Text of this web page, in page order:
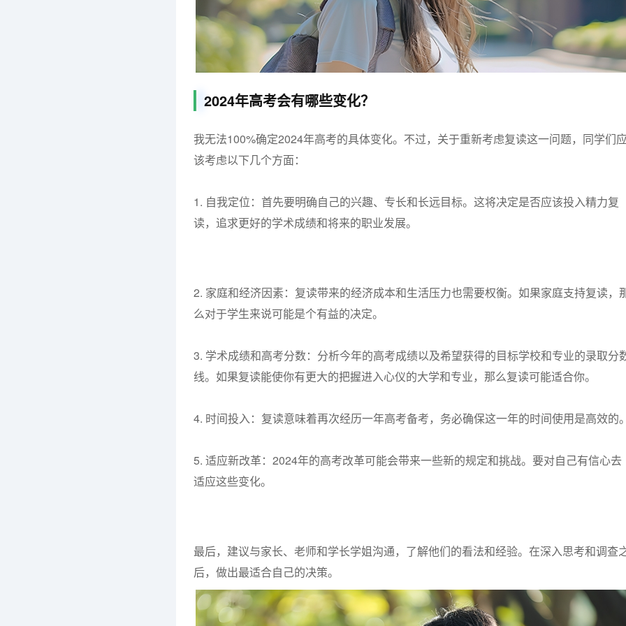
2024年高考会有哪些变化？
我无法100%确定2024年高考的具体变化。不过，关于重新考虑复读这一问题，同学们
该考虑以下几个方面：
1. 自我定位：首先要明确自己的兴趣、专长和长远目标。这将决定是否应该投入精力复
读，追求更好的学术成绩和将来的职业发展。
2. 家庭和经济因素：复读带来的经济成本和生活压力也需要权衡。如果家庭支持复读，
么对于学生来说可能是个有益的决定。
3. 学术成绩和高考分数：分析今年的高考成绩以及希望获得的目标学校和专业的录取分
线。如果复读能使你有更大的把握进入心仪的大学和专业，那么复读可能适合你。
4. 时间投入：复读意味着再次经历一年高考备考，务必确保这一年的时间使用是高效的
5. 适应新改革：2024年的高考改革可能会带来一些新的规定和挑战。要对自己有信心去
适应这些变化。
最后，建议与家长、老师和学长学姐沟通，了解他们的看法和经验。在深入思考和调查
后，做出最适合自己的决策。